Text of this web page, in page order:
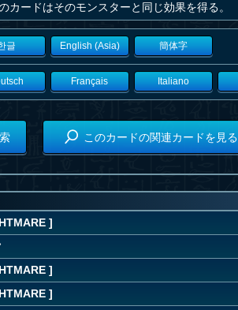
カードはそのモンスターと同じ効果を得る。
글 English (Asia) 簡体字
Français Italiano
このカードの関連カードを見る
]
]
]